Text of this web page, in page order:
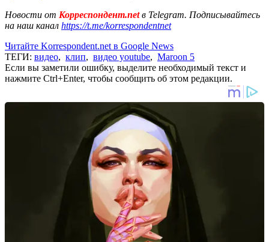
Новости от Корреспондент.netв Telegram. Подписывайтесь
на наш канал https://t.me/korrespondentnet
Читайте Korrespondent.net в Google News
ТЕГИ: видео, клип, видео youtube, Maroon 5
Если вы заметили ошибку, выделите необходимый текст и
нажмите Ctrl+Enter, чтобы сообщить об этом редакции.